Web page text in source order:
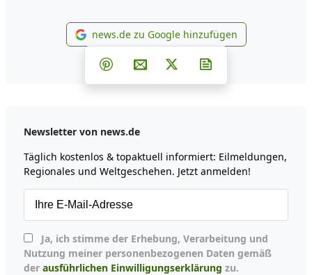
news.de zu Google
news.de zu Google hinzufügen
Teilen auf Facebook
Teilen auf Whatsapp
Teilen auf Telegram
Teilen auf Pinterest
Per E-Mail teilen
Post auf X
Newsletter von news.de
Täglich kostenlos & topaktuell informiert: Eilmeldungen,
Regionales und Weltgeschehen. Jetzt anmelden!
Nutzung meiner personenbezogenen Daten gemäß
der ausführlichen Einwilligungserklärung zu.